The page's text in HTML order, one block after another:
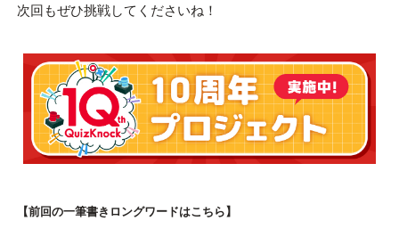
次回もぜひ挑戦してくださいね！
【前回の一筆書きロングワードはこちら】